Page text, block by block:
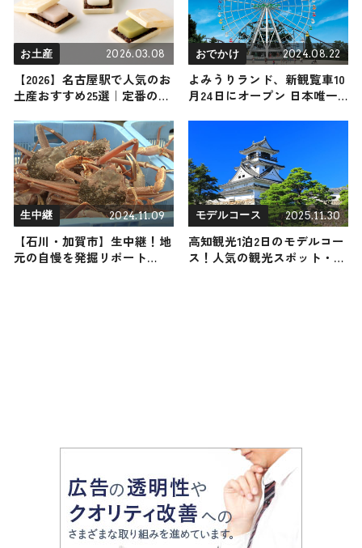
お土産 2026.03.08
【2026】名古屋駅で人気のお
土産おすすめ25選｜定番のお
で幅広く紹介
おでかけ 2024.08.22
よみうりランド、新観覧車10
月24日にオープン 日本唯一
生中継 2024.11.09
【石川・加賀市】生中継！地
元の自慢を発掘リポート
モデルコース 2025.11.30
高知観光1泊2日のモデルコー
ス！人気の観光スポット・名